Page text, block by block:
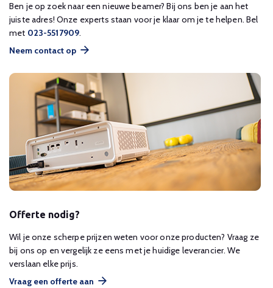
Ben je op zoek naar een nieuwe beamer? Bij ons ben je aan het
juiste adres! Onze experts staan voor je klaar om je te helpen. Bel
met 023-5517909.
Neem contact op
Offerte nodig?
Wil je onze scherpe prijzen weten voor onze producten? Vraag ze
bij ons op en vergelijk ze eens met je huidige leverancier. We
verslaan elke prijs.
Vraag een offerte aan